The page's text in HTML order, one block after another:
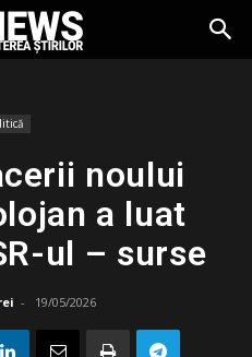
noului
a luat
ul – surse
- 19/05/2026